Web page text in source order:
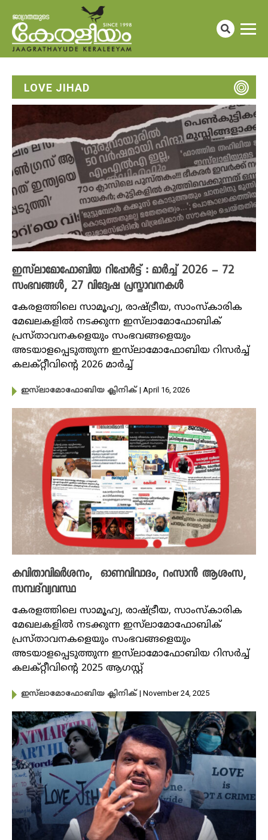
LOVE JIHAD
ഇസ്‌ലാമോഫോബിയ റിപ്പോർട്ട് : മാർച്ച് 2026 – 72
സംഭവങ്ങൾ, 27 വിദ്വേഷ പ്രസ്താവനകൾ
കേരളത്തിലെ സാമൂഹ്യ, രാഷ്ട്രീയ, സാംസ്‌കാരിക
മേഖലകളിൽ നടക്കുന്ന ഇസ്‌ലാമോഫോബിക്
പ്രസ്താവനകളെയും സംഭവങ്ങളെയും
അടയാളപ്പെടുത്തുന്ന ഇസ്‌ലാമോഫോബിയ റിസർച്ച്
കലക്റ്റീവിന്റെ 2026 മാർച്ച്
ഇസ്‌ലാമോഫോബിയ ക്ലിനിക് | April 16, 2026
കവിതാവിമർശനം, ഓണവിവാദം, റംസാൻ ആശംസ,
സമ്പദ്‌വ്യവസ്ഥ
കേരളത്തിലെ സാമൂഹ്യ, രാഷ്ട്രീയ, സാംസ്‌കാരിക
മേഖലകളിൽ നടക്കുന്ന ഇസ്‌ലാമോഫോബിക്
പ്രസ്താവനകളെയും സംഭവങ്ങളെയും
അടയാളപ്പെടുത്തുന്ന ഇസ്‌ലാമോഫോബിയ റിസർച്ച്
കലക്റ്റീവിന്റെ 2025 ആ​ഗസ്റ്റ്
ഇസ്‌ലാമോഫോബിയ ക്ലിനിക് | November 24, 2025